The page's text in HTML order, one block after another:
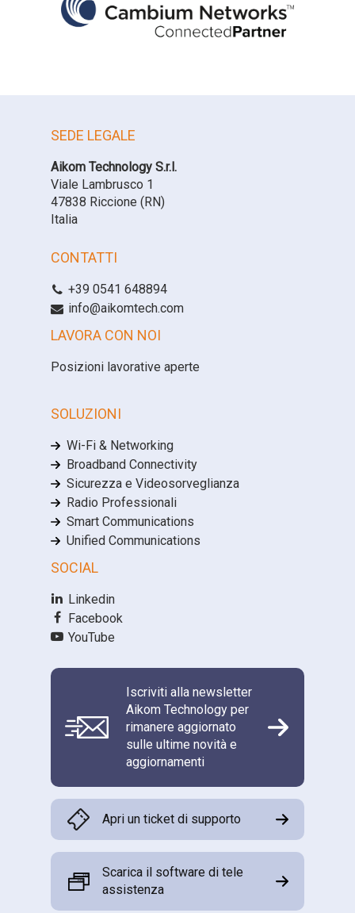
SEDE LEGALE
Aikom Technology S.r.l.
Viale Lambrusco 1
47838 Riccione (RN)
Italia
CONTATTI
+39 0541 648894
info@aikomtech.com
LAVORA CON NOI
Posizioni lavorative aperte
SOLUZIONI
Wi-Fi & Networking
Broadband Connectivity
Sicurezza e Videosorveglianza
Radio Professionali
Smart Communications
Unified Communications
SOCIAL
Linkedin
Facebook
YouTube
Iscriviti alla newsletter
Aikom Technology per
rimanere aggiornato
sulle ultime novità e
aggiornamenti
Apri un ticket di supporto
Scarica il software di tele
assistenza